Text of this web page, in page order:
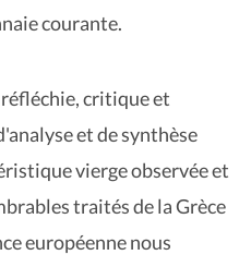
courante.
critique et
et de synthèse
vierge observée et
traités de la Grèce
européenne nous